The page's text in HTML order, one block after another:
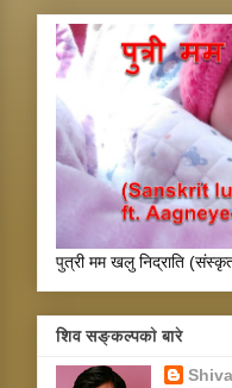
पुत्री मम खलु निद्राति (संस्कृत
शिव सङ्कल्पकाे बारे